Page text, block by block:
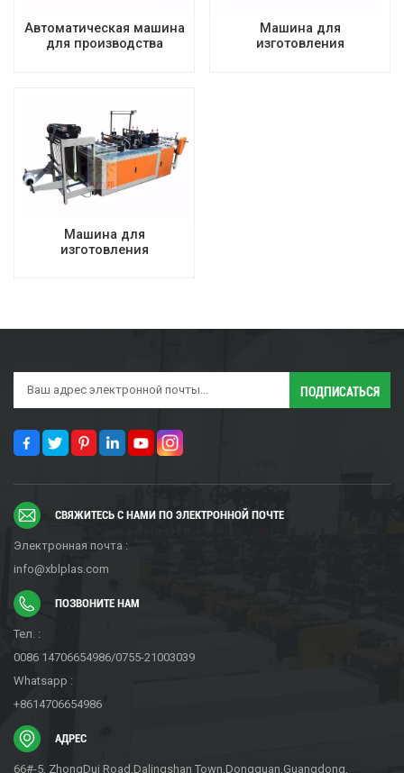
Автоматическая машина
для производства
Машина для
изготовления
Машина для
изготовления
СВЯЖИТЕСЬ С НАМИ ПО ЭЛЕКТРОННОЙ ПОЧТЕ
Электронная почта :
info@xblplas.com
ПОЗВОНИТЕ НАМ
Тел. :
0086 14706654986/0755-21003039
Whatsapp :
+8614706654986
АДРЕС
66#-5, ZhongDui Road,Dalingshan Town,Dongguan,Guangdong,